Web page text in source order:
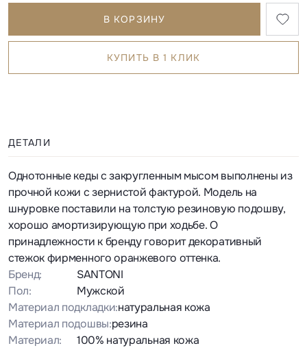
В КОРЗИНУ
КУПИТЬ В 1 КЛИК
ДЕТАЛИ
Однотонные кеды с закругленным мысом выполнены из
прочной кожи с зернистой фактурой. Модель на
шнуровке поставили на толстую резиновую подошву,
хорошо амортизирующую при ходьбе. О
принадлежности к бренду говорит декоративный
стежок фирменного оранжевого оттенка.
Бренд:
SANTONI
Пол:
Мужской
Материал подкладки:натуральная кожа
Материал подошвы:резина
Материал:
100% натуральная кожа